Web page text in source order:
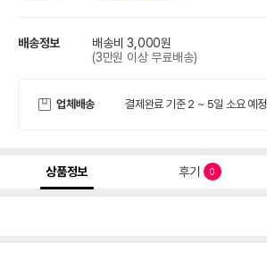
배송정보
배송비 3,000원
(3만원 이상 무료배송)
업체배송 결제완료 기준 2 ~ 5일 소요 예정
상품정보 후기 0